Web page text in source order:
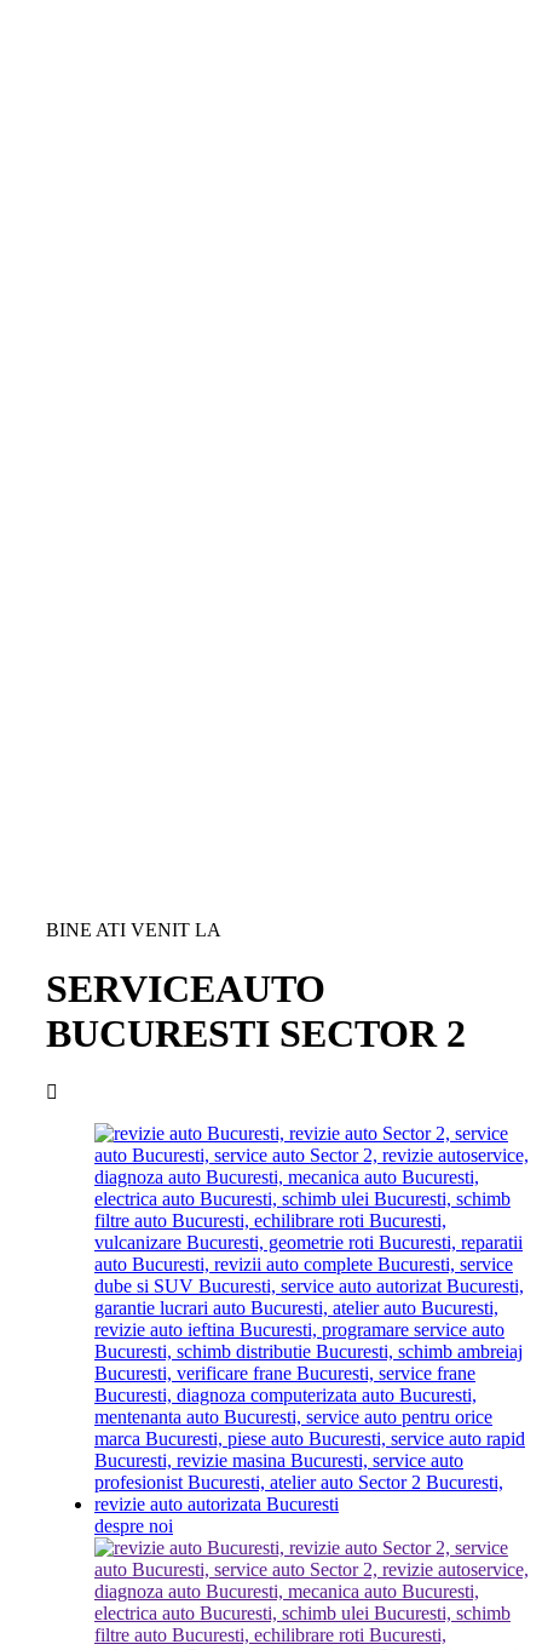
BINE ATI VENIT LA
SERVICEAUTO
BUCURESTI SECTOR 2
despre noi